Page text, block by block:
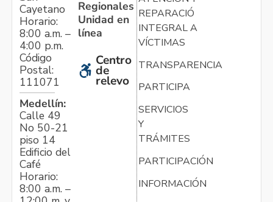
Cayetano
Horario:
8:00 a.m. –
4:00 p.m.
Código
Postal:
111071
Medellín:
Calle 49
No 50-21
piso 14
Edificio del
Café
Horario:
8:00 a.m. –
Regionales
Unidad en
línea
Centro
de
relevo
REPARACIÓN
INTEGRAL A
VÍCTIMAS
TRANSPARENCIA
PARTICIPA
SERVICIOS
Y
TRÁMITES
PARTICIPACIÓN
INFORMACIÓN